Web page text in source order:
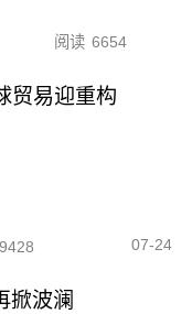
阅读 6654
贸易迎重构
9428 07-24
掀波澜